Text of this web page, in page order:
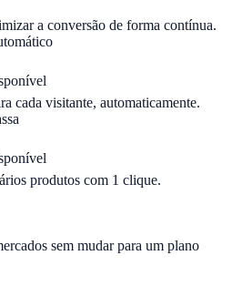
a conversão de forma contínua.
cada visitante, automaticamente.
produtos com 1 clique.
sem mudar para um plano